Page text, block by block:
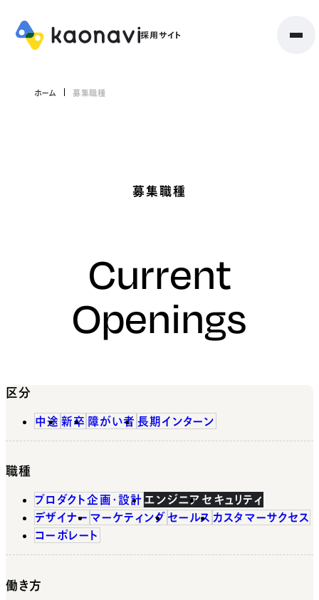
ホーム 募集職種
募集職種
Current
Openings
区分
中途 新卒 障がい者 長期インターン
職種
プロダクト企画・設計 エンジニア セキュリティ
デザイナー マーケティング セールス カスタマーサクセス
コーポレート
働き方